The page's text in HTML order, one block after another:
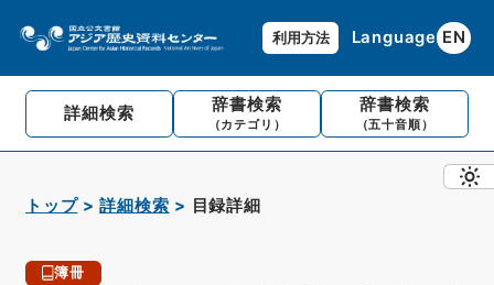
利用方法 Language EN
詳細検索 辞書検索
（カテゴリ）
辞書検索
（五十音順）
トップ 詳細検索 目録詳細
簿冊